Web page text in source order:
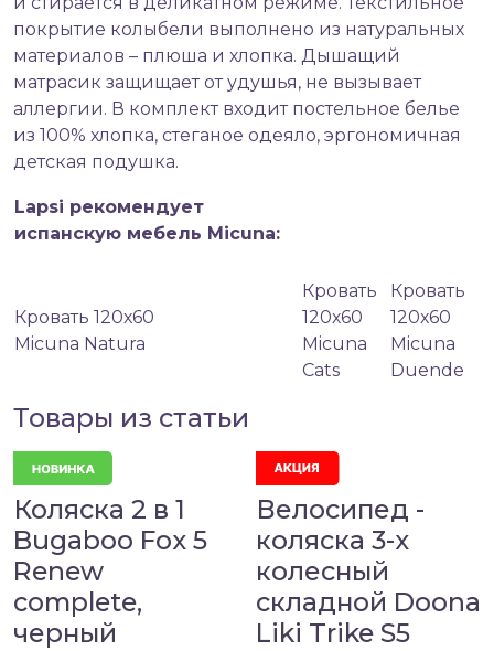
покрытие колыбели выполнено из натуральных
материалов – плюша и хлопка. Дышащий
матрасик защищает от удушья, не вызывает
аллергии. В комплект входит постельное белье
из 100% хлопка, стеганое одеяло, эргономичная
детская подушка.
Lapsi рекомендует
испанскую мебель Micuna:
Кровать 120х60
Micuna Natura
Кровать
120х60
Micuna
Cats
Кровать
120х60
Micuna
Duende
Товары из статьи
Коляска 2 в 1
Bugaboo Fox 5
Renew
complete,
черный
Велосипед -
коляска 3-х
колесный
складной Doona
Liki Trike S5